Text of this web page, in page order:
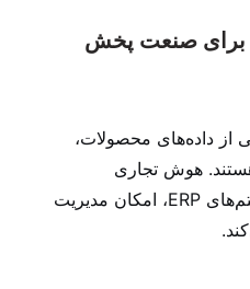
برای صنعت پخش
داده‌های محصولات،
هوش تجاری
در سیستم‌های ERP، امکان مدیریت